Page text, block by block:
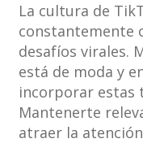
La cultura de
constantemente
desafíos virales.
está de moda y
incorporar estas
Mantenerte
atraer la